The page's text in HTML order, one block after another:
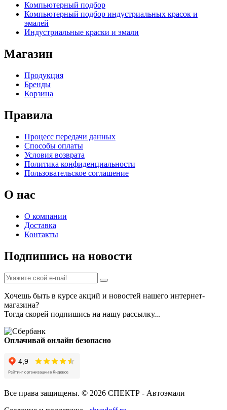
Компьютерный подбор
Компьютерный подбор индустриальных красок и
эмалей
Индустриальные краски и эмали
Магазин
Продукция
Бренды
Корзина
Правила
Процесс передачи данных
Способы оплаты
Условия возврата
Политика конфиденциальности
Пользовательское соглашение
О нас
О компании
Доставка
Контакты
Подпишись на новости
Хочешь быть в курсе акций и новостей нашего интернет-
магазина?
Тогда скорей подпишись на нашу рассылку...
Оплачивай онлайн безопасно
Все права защищены. © 2026 СПЕКТР - Автоэмали